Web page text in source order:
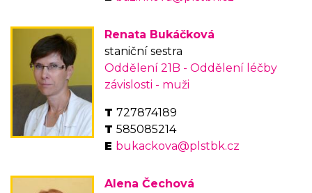
Renata Bukáčková
staniční sestra
Oddělení 21B - Oddělení léčby
závislosti - muži
727874189
585085214
bukackova@plstbk.cz
Alena Čechová